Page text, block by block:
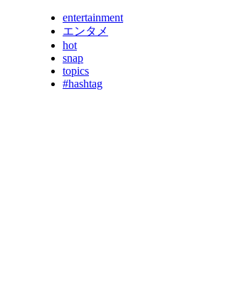
entertainment
エンタメ
hot
snap
topics
#hashtag